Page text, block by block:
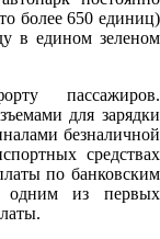
более 650 единиц)
в едином зеленом
пассажиров.
для зарядки
безналичной
средствах
по банковским
одним из первых